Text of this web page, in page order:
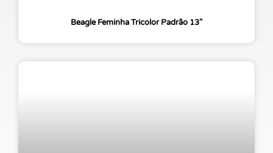
Beagle Feminha Tricolor Padrão 13″